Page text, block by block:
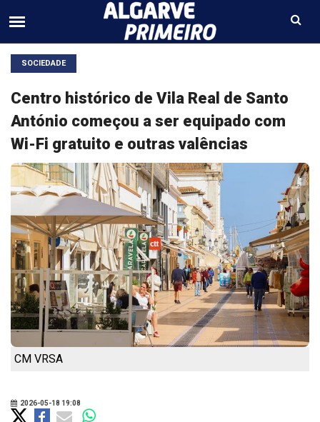
SOCIEDADE
Centro histórico de Vila Real de Santo
António começou a ser equipado com
Wi-Fi gratuito e outras valências
CM VRSA
2026-05-18 19:08